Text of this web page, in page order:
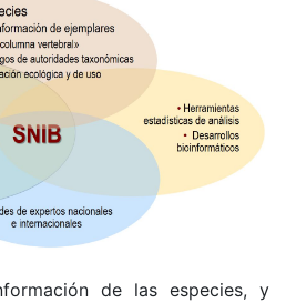
de las especies, y